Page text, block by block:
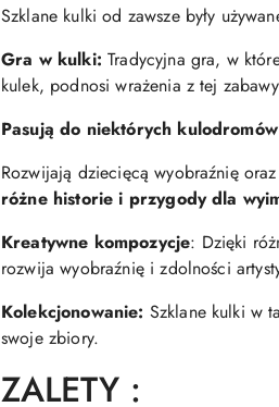
Szklane kulki od zawsze były
Gra w kulki:Tradycyjna gra, w
kulek, podnosi wrażenia z tej
Pasują do niektórych kulodromów
Rozwijają dziecięcą wyobraźnię
różne historie i przygody dla
Kreatywne kompozycje: Dzięki
rozwija wyobraźnię i zdolności
Kolekcjonowanie: Szklane kulki w
swoje zbiory.
ZALETY :